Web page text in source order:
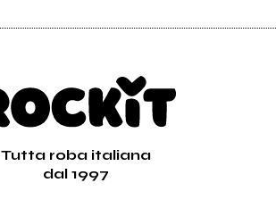
Tutta roba italiana
dal 1997